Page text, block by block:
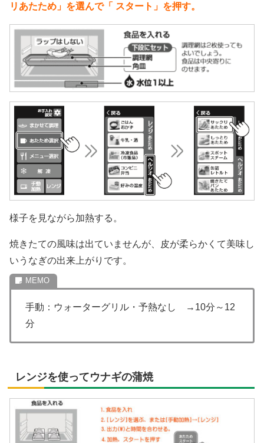
リあたため」を選んで「 スタート」を押す。
様子を見ながら加熱する。
焼きたての風味は出ていませんが、皮が柔らかくて美味し
いうなぎの出来上がりです。
手動：ウォーターグリル・予熱なし →10分～12
分
レンジを使ってウナギの蒲焼